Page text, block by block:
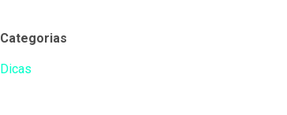
Categorias
Dicas